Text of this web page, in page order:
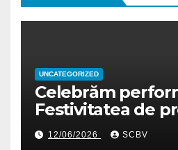
UNCATEGORIZED
Celebrăm
Festivitatea de
școlar 2025-2026
12/06/2026 SCBV